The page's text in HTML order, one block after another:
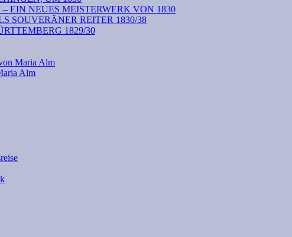
EIN NEUES MEISTERWERK VON 1830
SOUVERÄNER REITER 1830/38
1829/30
Maria Alm
Alm